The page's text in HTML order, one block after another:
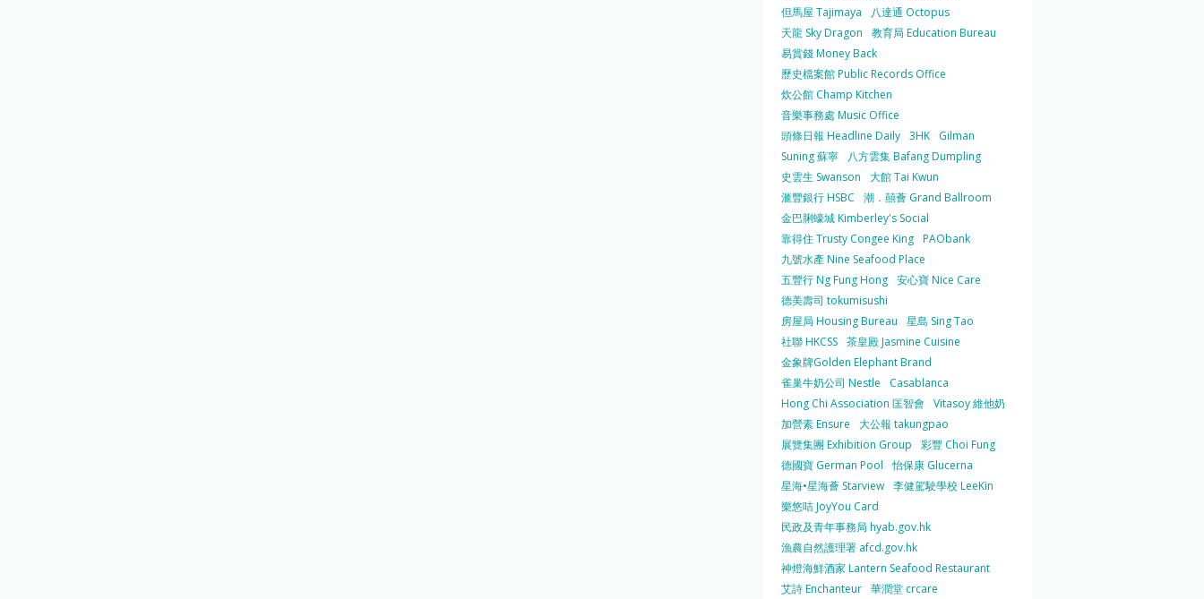
但馬屋 Tajimaya
八達通 Octopus
天龍 Sky Dragon
教育局 Education Bureau
易賞錢 Money Back
歷史檔案館 Public Records Office
炊公館 Champ Kitchen
音樂事務處 Music Office
頭條日報 Headline Daily 3HK
Gilman
Suning 蘇寧
八方雲集 Bafang Dumpling
史雲生 Swanson
大館 Tai Kwun
滙豐銀行 HSBC
潮．囍薈 Grand Ballroom
金巴脷蠔城 Kimberley's Social
靠得住 Trusty Congee King PAObank
九號水產 Nine Seafood Place
五豐行 Ng Fung Hong 安心寶 Nice Care
德美壽司 tokumisushi
房屋局 Housing Bureau
星島 Sing Tao
社聯 HKCSS 茶皇殿 Jasmine Cuisine
金象牌Golden Elephant Brand
雀巢牛奶公司 Nestle
Casablanca
Hong Chi Association 匡智會
Vitasoy 維他奶
加營素 Ensure
大公報 takungpao
展覽集團 Exhibition Group
彩豐 Choi Fung
德國寶 German Pool
怡保康 Glucerna
星海•星海薈 Starview 李健駕駛學校 LeeKin
樂悠咭 JoyYou Card
民政及青年事務局 hyab.gov.hk
漁農自然護理署 afcd.gov.hk
神燈海鮮酒家 Lantern Seafood Restaurant
艾詩 Enchanteur 華潤堂 crcare